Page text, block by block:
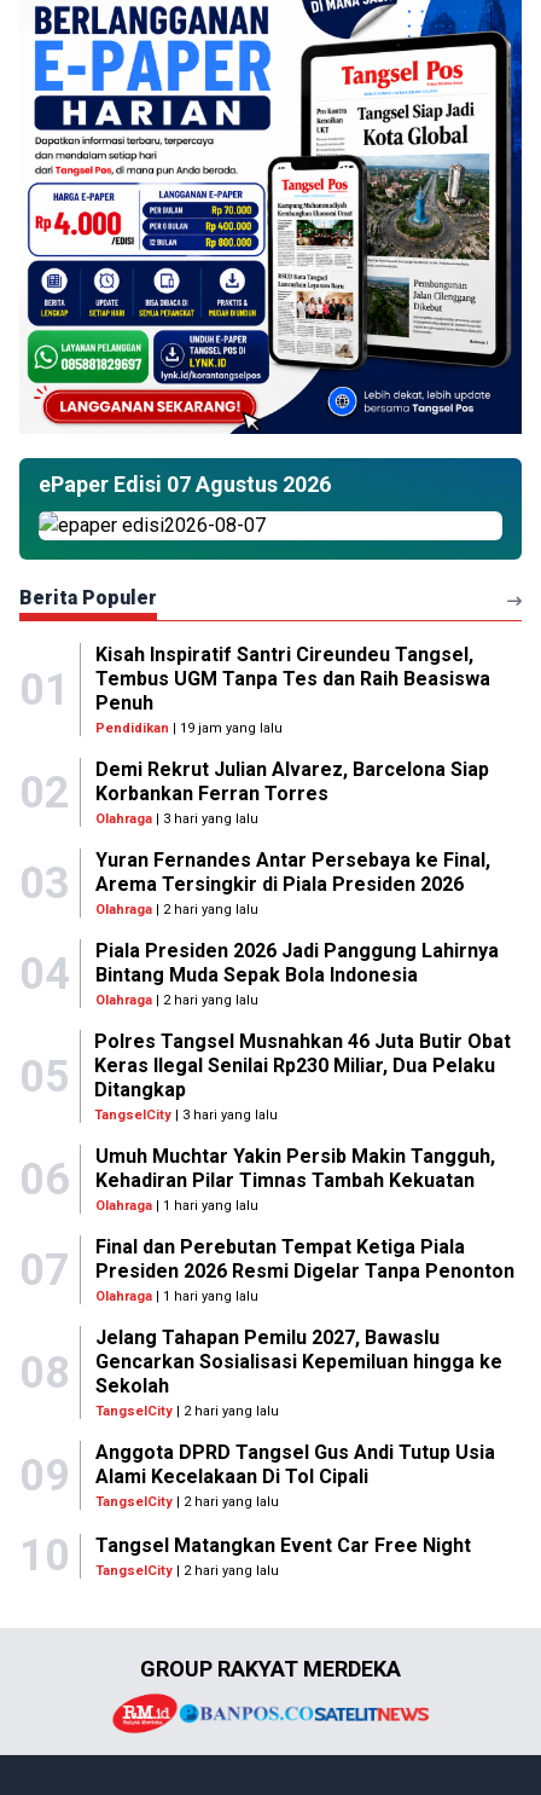
ePaper Edisi 07 Agustus 2026
Berita Populer
01
Kisah Inspiratif Santri Cireundeu Tangsel,
Tembus UGM Tanpa Tes dan Raih Beasiswa
Penuh
Pendidikan | 19 jam yang lalu
02
Demi Rekrut Julian Alvarez, Barcelona Siap
Korbankan Ferran Torres
Olahraga| 3 hari yang lalu
03
Yuran Fernandes Antar Persebaya ke Final,
Arema Tersingkir di Piala Presiden 2026
Olahraga| 2 hari yang lalu
04
Piala Presiden 2026 Jadi Panggung Lahirnya
Bintang Muda Sepak Bola Indonesia
Olahraga| 2 hari yang lalu
05
Polres Tangsel Musnahkan 46 Juta Butir Obat
Keras Ilegal Senilai Rp230 Miliar, Dua Pelaku
Ditangkap
TangselCity | 3 hari yang lalu
06
Umuh Muchtar Yakin Persib Makin Tangguh,
Kehadiran Pilar Timnas Tambah Kekuatan
Olahraga| 1 hari yang lalu
07
Final dan Perebutan Tempat Ketiga Piala
Presiden 2026 Resmi Digelar Tanpa Penonton
Olahraga| 1 hari yang lalu
08
Jelang Tahapan Pemilu 2027, Bawaslu
Gencarkan Sosialisasi Kepemiluan hingga ke
Sekolah
TangselCity| 2 hari yang lalu
09
Anggota DPRD Tangsel Gus Andi Tutup Usia
Alami Kecelakaan Di Tol Cipali
TangselCity| 2 hari yang lalu
10 Tangsel Matangkan Event Car Free Night
TangselCity | 2 hari yang lalu
GROUP RAKYAT MERDEKA